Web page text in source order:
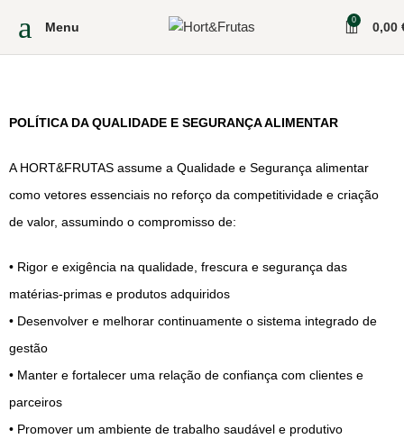
Menu 0 0,00
POLÍTICA DA QUALIDADE E SEGURANÇA ALIMENTAR
A HORT&FRUTAS assume a Qualidade e Segurança alimentar
como vetores essenciais no reforço da competitividade e criação
de valor, assumindo o compromisso de:
• Rigor e exigência na qualidade, frescura e segurança das
matérias-primas e produtos adquiridos
• Desenvolver e melhorar continuamente o sistema integrado de
gestão
• Manter e fortalecer uma relação de confiança com clientes e
parceiros
• Promover um ambiente de trabalho saudável e produtivo